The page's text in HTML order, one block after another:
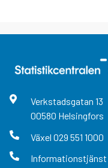
Verkstadsgatan 13
00580 Helsingfors
Växel 029 551 1000
Informationstjänst